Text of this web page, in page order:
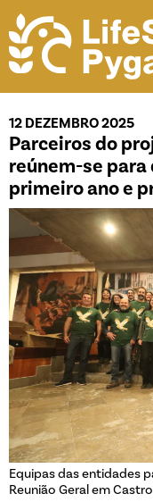
12 DEZEMBRO 2025
Parceiros do
reúnem-se
primeiro ano e
Equipas das entidades
Reunião Geral em